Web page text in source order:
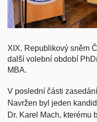
XIX. Republikový sněm
další volební období
MBA.
V poslední části
Navržen byl jeden
Dr. Karel Mach, kterému